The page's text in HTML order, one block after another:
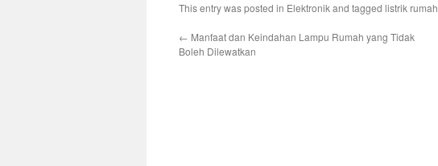
This entry was posted in Elektronikand tagged listrik rumah
← Manfaat dan Keindahan Lampu Rumah yang Tidak
Boleh Dilewatkan